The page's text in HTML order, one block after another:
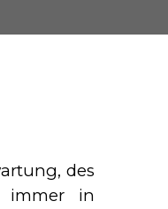
des
immer in